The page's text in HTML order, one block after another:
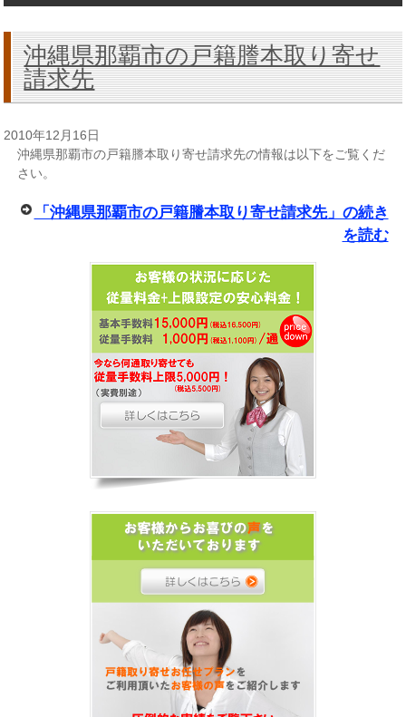
沖縄県那覇市の戸籍謄本取り寄せ
請求先
2010年12月16日
沖縄県那覇市の戸籍謄本取り寄せ請求先の情報は以下をご覧くだ
さい。
「沖縄県那覇市の戸籍謄本取り寄せ請求先」の続き
を読む